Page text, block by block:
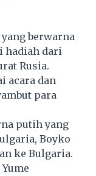
berwarna
hadiah dari
Rusia.
acara dan
para
putih yang
Boyko
ke Bulgaria.